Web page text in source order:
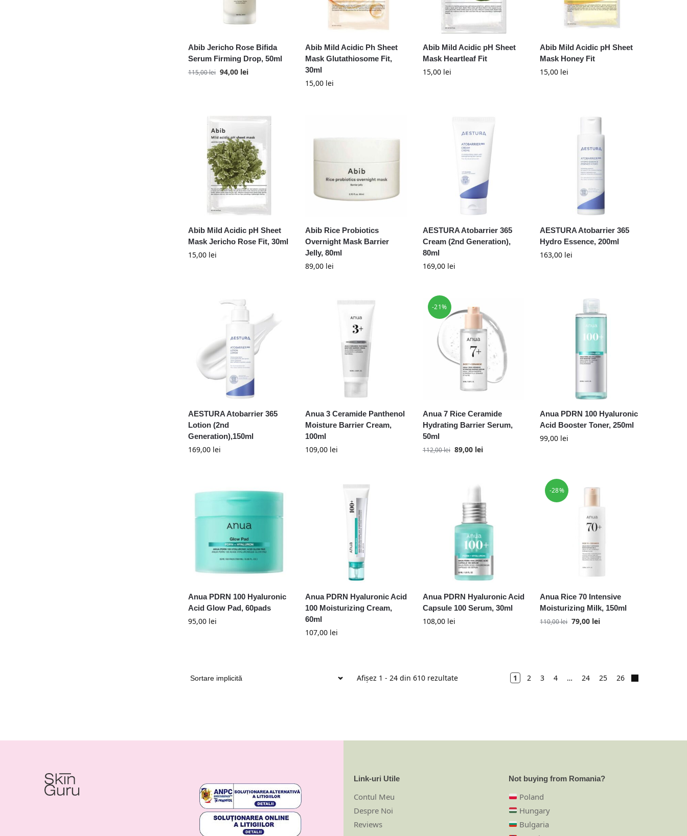
Abib Jericho Rose Bifida
Serum Firming Drop, 50ml
115,00lei 94,00 lei
Abib Mild Acidic Ph Sheet
Mask Glutathiosome Fit,
30ml
15,00 lei
Abib Mild Acidic pH Sheet
Mask Heartleaf Fit
15,00 lei
Abib Mild Acidic pH Sheet
Mask Honey Fit
15,00 lei
Abib Mild Acidic pH Sheet
Mask Jericho Rose Fit, 30ml
15,00 lei
Abib Rice Probiotics
Overnight Mask Barrier
Jelly, 80ml
89,00 lei
AESTURA Atobarrier 365
Cream (2nd Generation),
80ml
169,00 lei
AESTURA Atobarrier 365
Hydro Essence, 200ml
163,00 lei
AESTURA Atobarrier 365
Lotion (2nd
Generation),150ml
169,00 lei
Anua 3 Ceramide Panthenol
Moisture Barrier Cream,
100ml
109,00 lei
-21%
Anua 7 Rice Ceramide
Hydrating Barrier Serum,
50ml
112,00lei 89,00 lei
Anua PDRN 100 Hyaluronic
Acid Booster Toner, 250ml
99,00 lei
Anua PDRN 100 Hyaluronic
Acid Glow Pad, 60pads
95,00 lei
Anua PDRN Hyaluronic Acid
100 Moisturizing Cream,
60ml
107,00 lei
Anua PDRN Hyaluronic Acid
Capsule 100 Serum, 30ml
108,00 lei
-28%
Anua Rice 70 Intensive
Moisturizing Milk, 150ml
110,00lei 79,00 lei
Afișez 1 - 24 din 610 rezultate 1 2 3 4 … 24 25 26
Link-uri Utile
Contul Meu
Despre Noi
Reviews
Not buying from Romania?
Poland
Hungary
Bulgaria